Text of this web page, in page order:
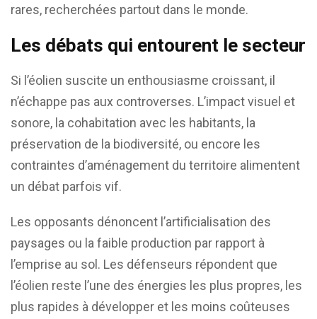
rares, recherchées partout dans le monde.
Les débats qui entourent le secteur
Si l’éolien suscite un enthousiasme croissant, il
n’échappe pas aux controverses. L’impact visuel et
sonore, la cohabitation avec les habitants, la
préservation de la biodiversité, ou encore les
contraintes d’aménagement du territoire alimentent
un débat parfois vif.
Les opposants dénoncent l’artificialisation des
paysages ou la faible production par rapport à
l’emprise au sol. Les défenseurs répondent que
l’éolien reste l’une des énergies les plus propres, les
plus rapides à développer et les moins coûteuses